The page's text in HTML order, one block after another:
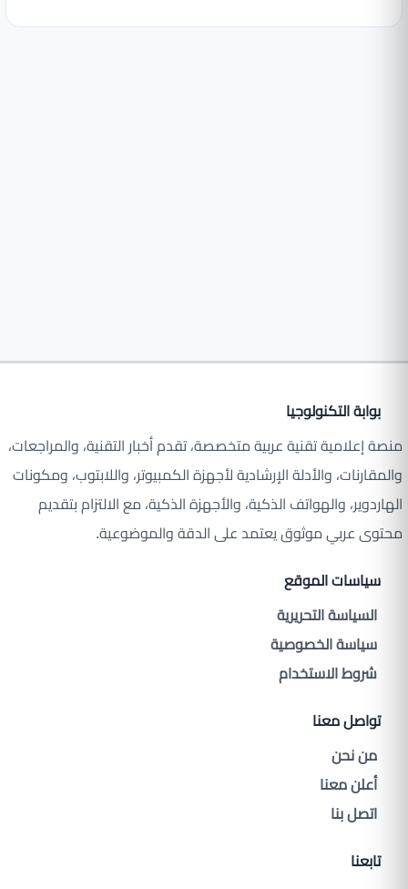
بوابة التكنولوجيا
منصة إعلامية تقنية عربية متخصصة، تقدم أخبار التقنية، والمراجعات،
والمقارنات، والأدلة الإرشادية لأجهزة الكمبيوتر، واللابتوب، ومكونات
الهاردوير، والهواتف الذكية، والأجهزة الذكية، مع الالتزام بتقديم
محتوى عربي موثوق يعتمد على الدقة والموضوعية.
سياسات الموقع
السياسة التحريرية
سياسة الخصوصية
شروط الاستخدام
تواصل معنا
من نحن
أعلن معنا
اتصل بنا
تابعنا